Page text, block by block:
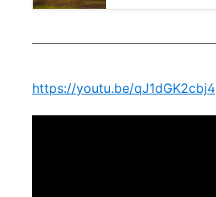
https://youtu.be/qJ1dGK2cbj4